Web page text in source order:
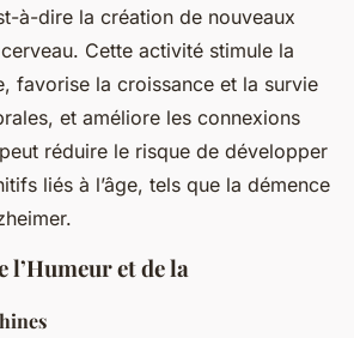
à-dire la création de nouveaux
Cette activité stimule la
favorise la croissance et la survie
et améliore les connexions
réduire le risque de développer
liés à l’âge, tels que la démence
et de la